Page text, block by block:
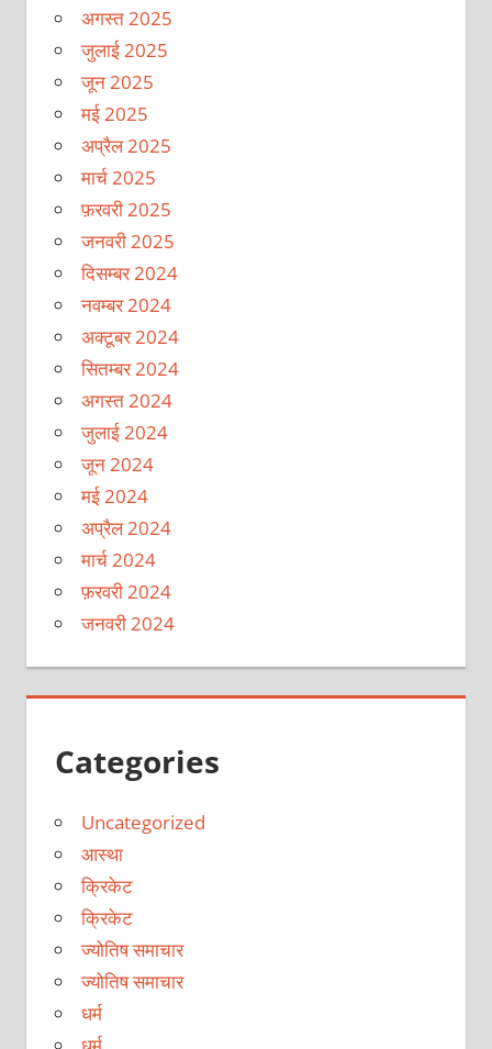
अगस्त 2025
जुलाई 2025
जून 2025
मई 2025
अप्रैल 2025
मार्च 2025
फ़रवरी 2025
जनवरी 2025
दिसम्बर 2024
नवम्बर 2024
अक्टूबर 2024
सितम्बर 2024
अगस्त 2024
जुलाई 2024
जून 2024
मई 2024
अप्रैल 2024
मार्च 2024
फ़रवरी 2024
जनवरी 2024
Categories
Uncategorized
आस्था
क्रिकेट
क्रिकेट
ज्योतिष समाचार
ज्योतिष समाचार
धर्म